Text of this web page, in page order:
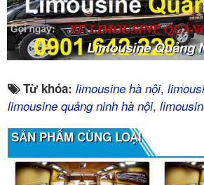
XE LIMOUSINE
Limousine Quảng
Từ khóa: limousine hà nội,
limousine quảng ninh hà nội,
SẢN PHẨM CÙNG LOẠI